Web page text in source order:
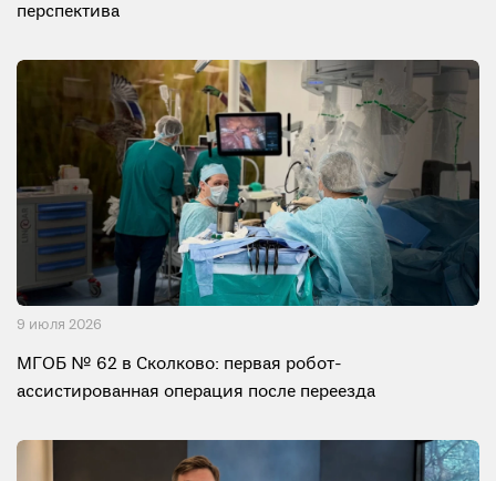
перспектива
9 июля 2026
МГОБ № 62 в Сколково: первая робот-
ассистированная операция после переезда